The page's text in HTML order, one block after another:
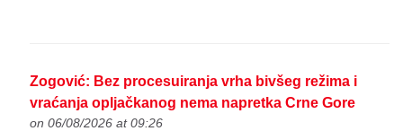
Zogović: Bez procesuiranja vrha bivšeg režima i
vraćanja opljačkanog nema napretka Crne Gore
on 06/08/2026 at 09:26